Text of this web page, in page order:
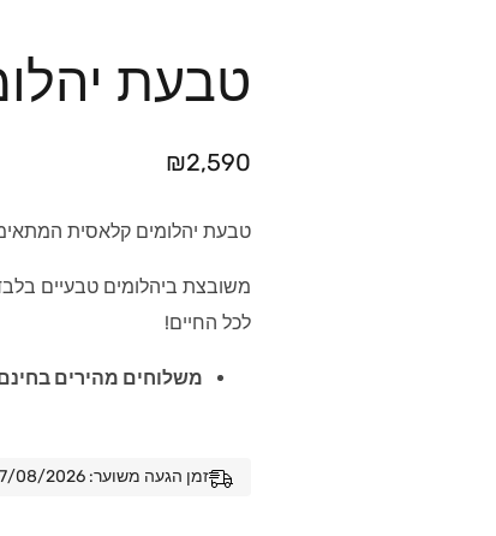
טבעת
₪2,590
טבעת יהלומים קלאסית
משובצת ביהלומים טבעיים
לכל החיים!
משלוחים מהירים
זמן הגעה משוער: 07/08/2026 - 14/08/2026